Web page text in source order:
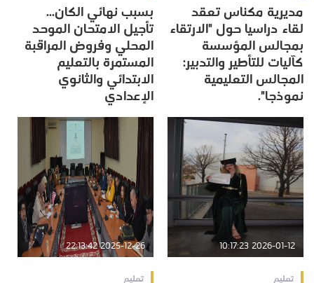
مديرية مكناس تعقد
لقاء دراسيا حول "الارتقاء
بمجالس المؤسسة
كآليات للتأطير والتدبير:
المجالس التعليمية
نموذجا".
بسبب نهائي الكان...
تأجيل الامتحان الموحد
المحلي وفروض المراقبة
المستمرة بالتعليم
الابتدائي والثانوي
الإعدادي
2026-01-12 10:17:23
تعليم
2025-12-26 22:13:42
تعليم